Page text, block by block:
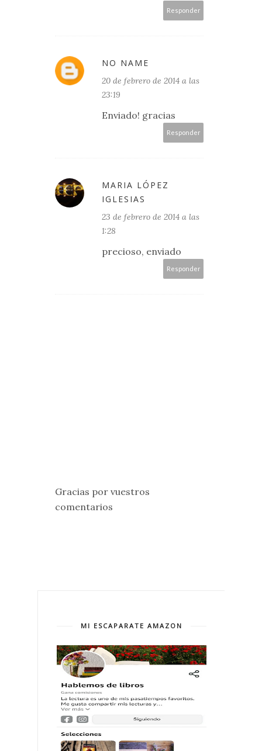
Responder
NO NAME
20 de febrero de 2014 a las
23:19
Enviado! gracias
Responder
MARIA LÓPEZ
IGLESIAS
23 de febrero de 2014 a las
1:28
precioso, enviado
Responder
Gracias por vuestros
comentarios
MI ESCAPARATE AMAZON